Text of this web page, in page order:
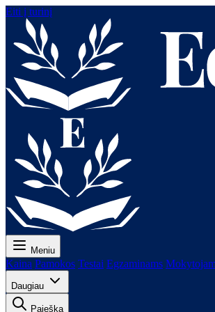
Eiti į turinį
Meniu
Kaina Pamokos Testai Egzaminams
Daugiau
Paieška